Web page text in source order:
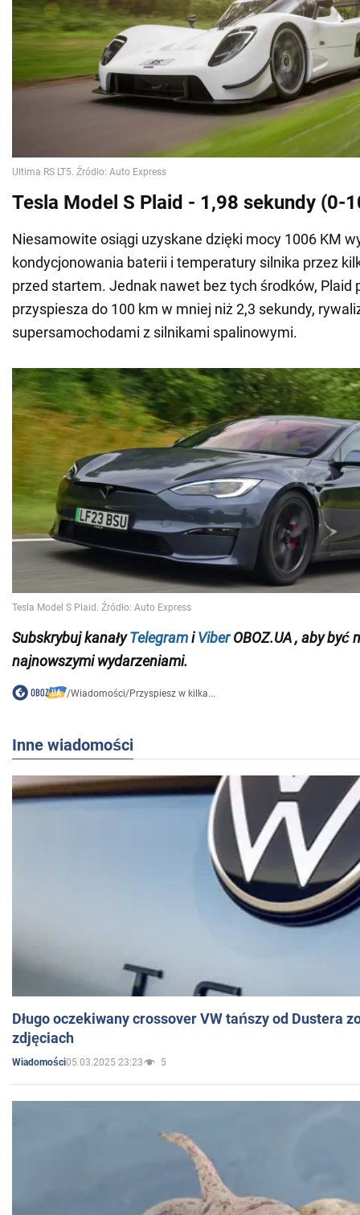
Tesla Model S Plaid - 1,98 sekundy (0-
Niesamowite osiągi uzyskane dzięki mocy 1006 KM
kondycjonowania baterii i temperatury silnika przez
przed startem. Jednak nawet bez tych środków, Plaid
przyspiesza do 100 km w mniej niż 2,3 sekundy,
supersamochodami z silnikami spalinowymi.
SubskrybujkanałyTelegramiViber OBOZ.UA, aby być
najnowszymi wydarzeniami.
/Wiadomości/Przyspiesz w kilka...
Inne wiadomości
Długo oczekiwany crossover VW tańszy od Dustera
zdjęciach
Wiadomości05.03.2025 23:23 5